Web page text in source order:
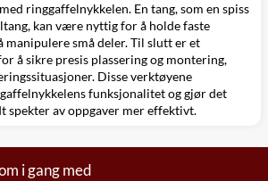
ringgaffelnykkelen. En tang, som en spiss
kan være nyttig for å holde faste
manipulere små deler. Til slutt er et
å sikre presis plassering og montering,
Disse verktøyene
funksjonalitet og gjør det
spekter av oppgaver mer effektivt.
i gang med